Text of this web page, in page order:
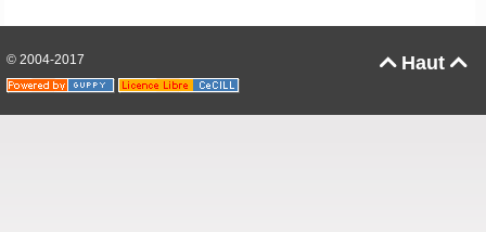
Haut 
© 2004-2017